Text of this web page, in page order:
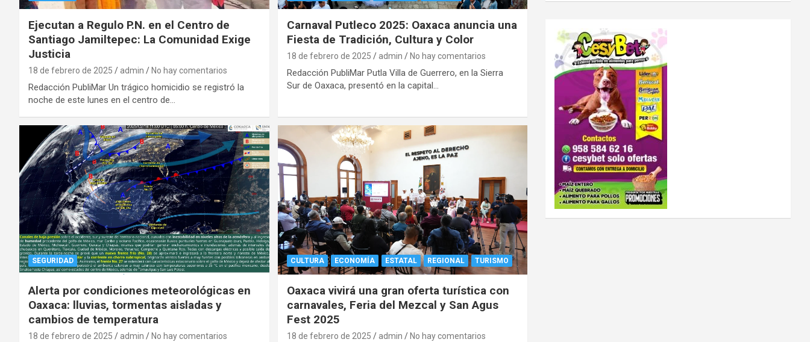
Ejecutan a Regulo P.N. en el Centro de
Santiago Jamiltepec: La Comunidad Exige
Justicia
18 de febrero de 2025 admin No hay comentarios
Redacción PubliMar Un trágico homicidio se registró la
noche de este lunes en el centro de…
Carnaval Putleco 2025: Oaxaca anuncia una
Fiesta de Tradición, Cultura y Color
18 de febrero de 2025 admin No hay comentarios
Redacción PubliMar Putla Villa de Guerrero, en la Sierra
Sur de Oaxaca, presentó en la capital…
SEGURIDAD
Alerta por condiciones meteorológicas en
Oaxaca: lluvias, tormentas aisladas y
cambios de temperatura
18 de febrero de 2025 admin No hay comentarios
CULTURA ECONOMÍA ESTATAL REGIONAL TURISMO
Oaxaca vivirá una gran oferta turística con
carnavales, Feria del Mezcal y San Agus
Fest 2025
18 de febrero de 2025 admin No hay comentarios